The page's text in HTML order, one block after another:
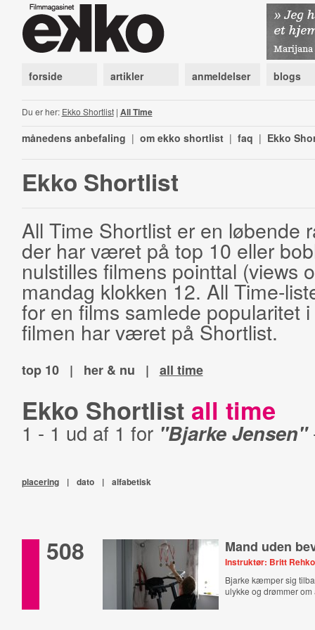
forside artikler anmeldelser blogs
Du er her: Ekko Shortlist| All Time
månedens anbefaling | om ekko shortlist | faq | Ekko
Ekko Shortlist
All Time Shortlist er en løbende
der har været på top 10 eller
nulstilles filmens pointtal (views
mandag klokken 12. All Time-
for en films samlede popularitet
filmen har været på Shortlist.
top 10 | her & nu | all time
Ekko Shortlist all time
1 - 1 ud af 1 for "Bjarke Jensen"
placering | dato | alfabetisk
508 Mand uden
Instruktør: Britt
Bjarke kæmper sig
ulykke og drømmer